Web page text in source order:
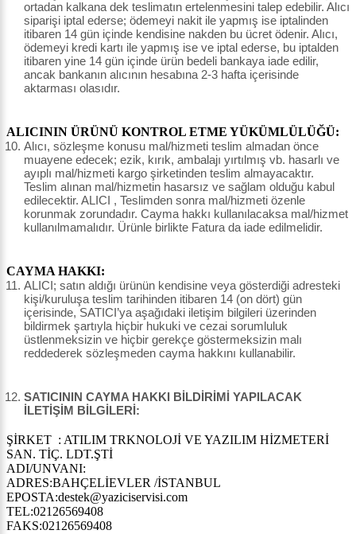
ortadan kalkana dek teslimatın ertelenmesini talep edebilir. Alıcı
siparişi iptal ederse; ödemeyi nakit ile yapmış ise iptalinden
itibaren 14 gün içinde kendisine nakden bu ücret ödenir. Alıcı,
ödemeyi kredi kartı ile yapmış ise ve iptal ederse, bu iptalden
itibaren yine 14 gün içinde ürün bedeli bankaya iade edilir,
ancak bankanın alıcının hesabına 2-3 hafta içerisinde
aktarması olasıdır.
ALICININ ÜRÜNÜ KONTROL ETME YÜKÜMLÜLÜĞÜ:
Alıcı, sözleşme konusu mal/hizmeti teslim almadan önce
muayene edecek; ezik, kırık, ambalajı yırtılmış vb. hasarlı ve
ayıplı mal/hizmeti kargo şirketinden teslim almayacaktır.
Teslim alınan mal/hizmetin hasarsız ve sağlam olduğu kabul
edilecektir. ALICI , Teslimden sonra mal/hizmeti özenle
korunmak zorundadır. Cayma hakkı kullanılacaksa mal/hizmet
kullanılmamalıdır. Ürünle birlikte Fatura da iade edilmelidir.
CAYMA HAKKI:
ALICI; satın aldığı ürünün kendisine veya gösterdiği adresteki
kişi/kuruluşa teslim tarihinden itibaren 14 (on dört) gün
içerisinde, SATICI’ya aşağıdaki iletişim bilgileri üzerinden
bildirmek şartıyla hiçbir hukuki ve cezai sorumluluk
üstlenmeksizin ve hiçbir gerekçe göstermeksizin malı
reddederek sözleşmeden cayma hakkını kullanabilir.
SATICININ CAYMA HAKKI BİLDİRİMİ YAPILACAK
İLETİŞİM BİLGİLERİ:
ŞİRKET : ATILIM TRKNOLOJİ VE YAZILIM HİZMETERİ
SAN. TİÇ. LDT.ŞTİ
ADI/UNVANI:
ADRES:BAHÇELİEVLER /İSTANBUL
EPOSTA:destek@yaziciservisi.com
TEL:02126569408
FAKS:02126569408